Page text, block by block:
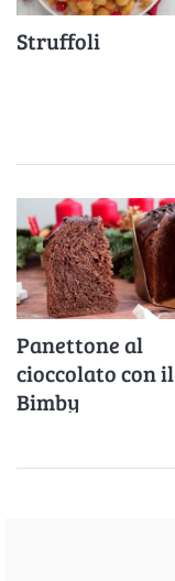
Struffoli
Panettone al
cioccolato con il
Bimby